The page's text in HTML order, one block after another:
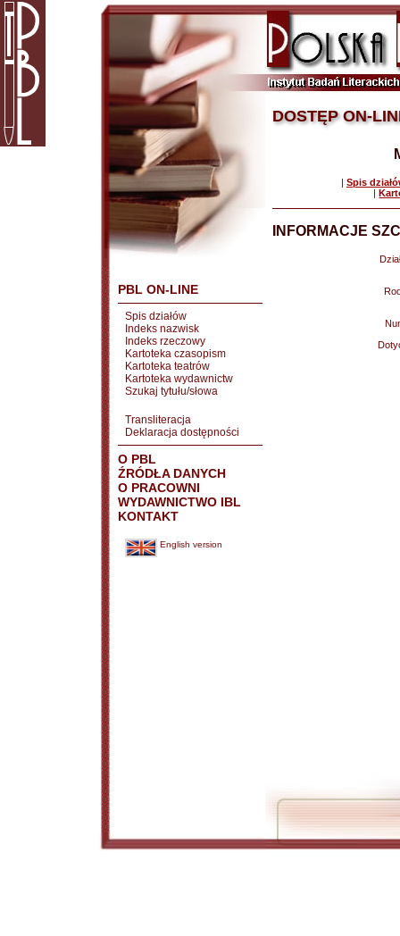
PBL ON-LINE
Spis działów
Indeks nazwisk
Indeks rzeczowy
Kartoteka czasopism
Kartoteka teatrów
Kartoteka wydawnictw
Szukaj tytułu/słowa
Transliteracja
Deklaracja dostępności
O PBL
ŹRÓDŁA DANYCH
O PRACOWNI
WYDAWNICTWO IBL
KONTAKT
English version
DOSTĘP ON-
| Spis
|
INFORMACJE